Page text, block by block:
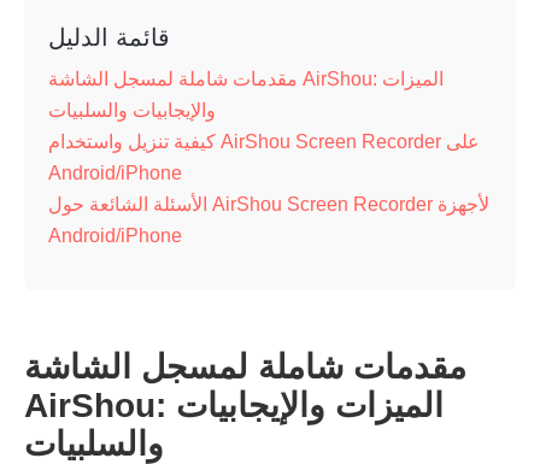
قائمة الدليل
مقدمات شاملة لمسجل الشاشة AirShou: الميزات
والإيجابيات والسلبيات
كيفية تنزيل واستخدام AirShou Screen Recorder على
Android/iPhone
الأسئلة الشائعة حول AirShou Screen Recorder لأجهزة
Android/iPhone
مقدمات شاملة لمسجل الشاشة
AirShou: الميزات والإيجابيات
والسلبيات